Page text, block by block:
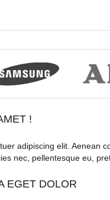
!
adipiscing elit. Aenean
nec, pellentesque eu,
EGET DOLOR